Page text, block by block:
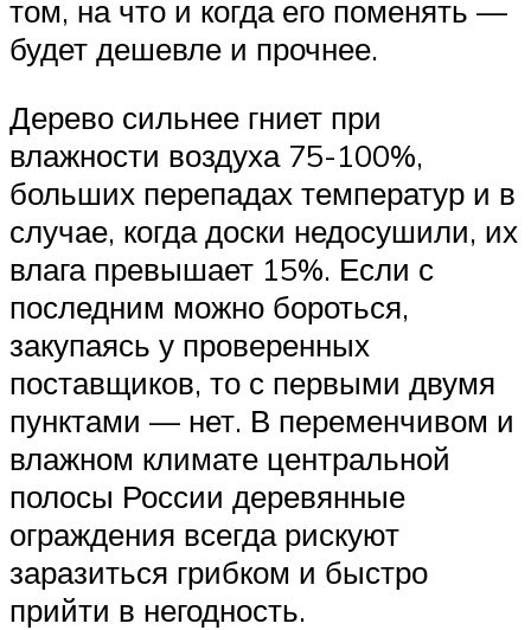
том, на что и когда его поменять —
будет дешевле и прочнее.
Дерево сильнее гниет при
влажности воздуха 75-100%,
больших перепадах температур и в
случае, когда доски недосушили, их
влага превышает 15%. Если с
последним можно бороться,
закупаясь у проверенных
поставщиков, то с первыми двумя
пунктами — нет. В переменчивом и
влажном климате центральной
полосы России деревянные
ограждения всегда рискуют
заразиться грибком и быстро
прийти в негодность.